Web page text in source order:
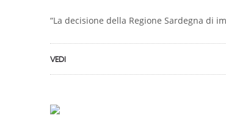
“La decisione della Regione Sardegna di
VEDI